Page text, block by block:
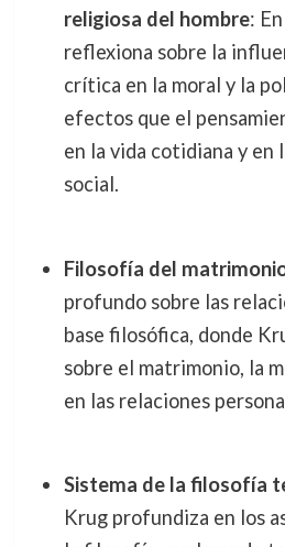
religiosa del hombre:
reflexiona sobre la
crítica en la moral y la
efectos que el
en la vida cotidiana y en
social.
Filosofía del
profundo sobre las
base filosófica, donde
sobre el matrimonio, la
en las relaciones
Sistema de la filosofía
Krug profundiza en los